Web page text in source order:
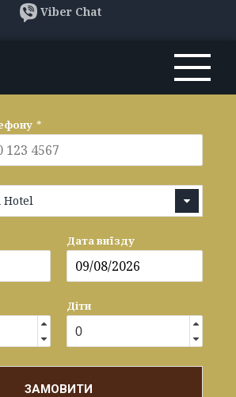
Viber Chat
*
Hotel
Дата виїзду
Діти
ЗАМОВИТИ